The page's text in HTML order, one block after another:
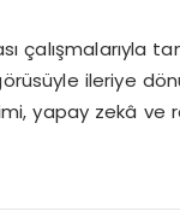
çalışmalarıyla
ileriye
yapay zekâ ve